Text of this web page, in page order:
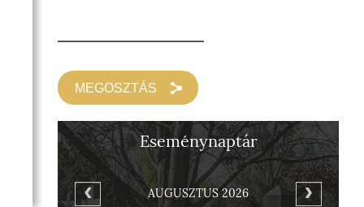
MEGOSZTÁS
Eseménynaptár
AUGUSZTUS 2026